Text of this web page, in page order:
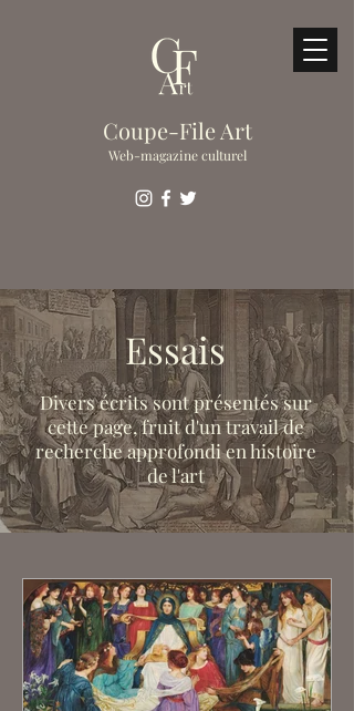
Coupe-File Art
Web-magazine culturel
Essais
Divers écrits sont présentés sur
cette page, fruit d'un travail de
recherche approfondi en histoire
de l'art